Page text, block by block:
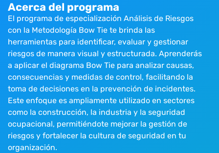
Acerca del programa
El programa de especialización Análisis de Riesgos
con la Metodología Bow Tie te brinda las
herramientas para identificar, evaluar y gestionar
riesgos de manera visual y estructurada. Aprenderás
a aplicar el diagrama Bow Tie para analizar causas,
consecuencias y medidas de control, facilitando la
toma de decisiones en la prevención de incidentes.
Este enfoque es ampliamente utilizado en sectores
como la construcción, la industria y la seguridad
ocupacional, permitiéndote mejorar la gestión de
riesgos y fortalecer la cultura de seguridad en tu
organización.